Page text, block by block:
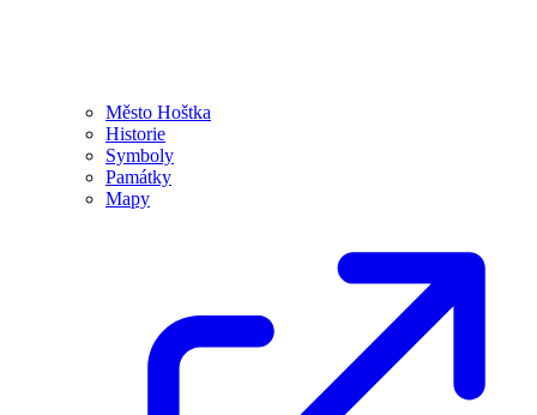
Město Hoštka
Historie
Symboly
Památky
Mapy